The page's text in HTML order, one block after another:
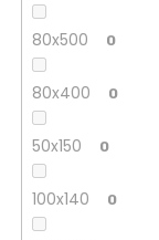
80x500 0
80x400 0
50x150 0
100x140 0